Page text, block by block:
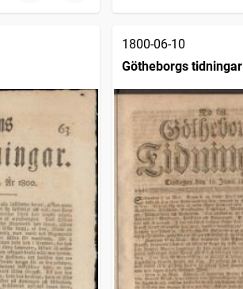
1800-06-10
Götheborgs tidningar